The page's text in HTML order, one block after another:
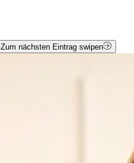
Zum nächsten Eintrag swipen